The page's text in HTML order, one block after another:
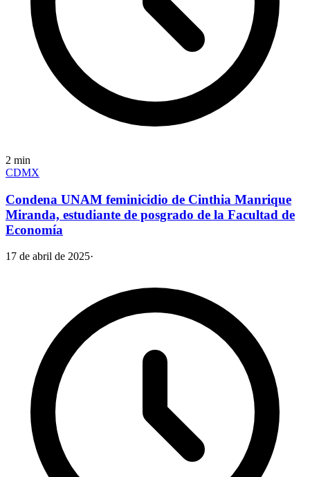
2 min
CDMX
Condena UNAM feminicidio de Cinthia Manrique
Miranda, estudiante de posgrado de la Facultad de
Economía
17 de abril de 2025·